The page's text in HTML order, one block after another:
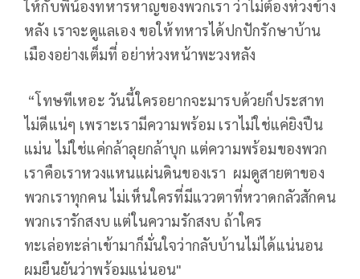
ให้กับพี่น้องทหารหาญของพวกเรา ว่าไม่ต้องห่วงข้าง
หลัง เราจะดูแลเอง ขอให้ทหารได้ปกปักรักษาบ้าน
เมืองอย่างเต็มที่ อย่าห่วงหน้าพะวงหลัง
“โทษทีเหอะ วันนี้ใครอยากจะมารบด้วยก็ประสาท
ไม่ดีแน่ๆ เพราะเรามีความพร้อม เราไม่ใช่แค่ยิงปืน
แม่น ไม่ใช่แค่กล้าลุยกล้าบุก แต่ความพร้อมของพวก
เราคือเราหวงแหนแผ่นดินของเรา ผมดูสายตาของ
พวกเราทุกคน ไม่เห็นใครที่มีแววตาที่หวาดกลัวสักคน
พวกเรารักสงบ แต่ในความรักสงบ ถ้าใคร
ทะเล่อทะล่าเข้ามาก็มั่นใจว่ากลับบ้านไม่ได้แน่นอน
ผมยืนยันว่าพร้อมแน่นอน"